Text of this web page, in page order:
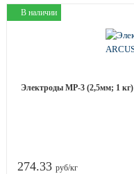
В наличии
Электроды МР-3 (2,5мм; 1 кг)
274.33 руб/кг